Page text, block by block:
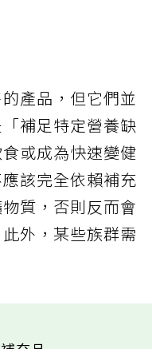
產品，但它們並
補足特定營養缺
或成為快速變健
該完全依賴補充
質，否則反而會
外，某些族群需